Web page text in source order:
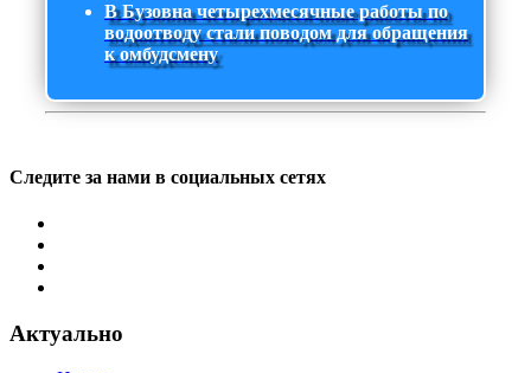
В Бузовна четырехмесячные работы по
водоотводу стали поводом для обращения
к омбудсмену
Следите за нами в социальных сетях
Актуально